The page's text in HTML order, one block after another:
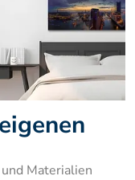
Materialien